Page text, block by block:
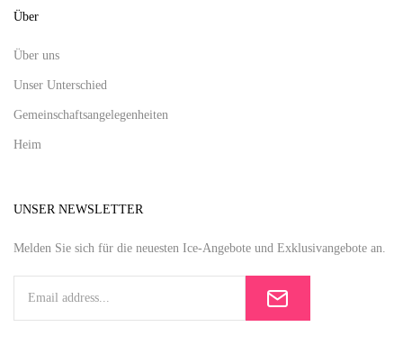
Über
Über uns
Unser Unterschied
Gemeinschaftsangelegenheiten
Heim
UNSER NEWSLETTER
Melden Sie sich für die neuesten Ice-Angebote und Exklusivangebote an.